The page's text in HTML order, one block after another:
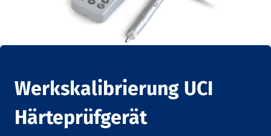
Werkskalibrierung UCI
Härteprüfgerät